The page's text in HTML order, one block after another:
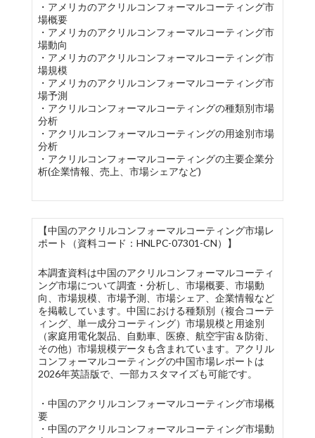
・アメリカのアクリルコンフォーマルコーティング市
場概要
・アメリカのアクリルコンフォーマルコーティング市
場動向
・アメリカのアクリルコンフォーマルコーティング市
場規模
・アメリカのアクリルコンフォーマルコーティング市
場予測
・アクリルコンフォーマルコーティングの種類別市場
分析
・アクリルコンフォーマルコーティングの用途別市場
分析
・アクリルコンフォーマルコーティングの主要企業分
析(企業情報、売上、市場シェアなど)
【中国のアクリルコンフォーマルコーティング市場レ
ポート（資料コード：HNLPC-07301-CN）】
本調査資料は中国のアクリルコンフォーマルコーティ
ング市場について調査・分析し、市場概要、市場動
向、市場規模、市場予測、市場シェア、企業情報など
を掲載しています。中国における種類別（複合コーテ
ィング、単一成分コーティング）市場規模と用途別
（家庭用電化製品、自動車、医療、航空宇宙＆防衛、
その他）市場規模データも含まれています。アクリル
コンフォーマルコーティングの中国市場レポートは
2026年英語版で、一部カスタマイズも可能です。
・中国のアクリルコンフォーマルコーティング市場概
要
・中国のアクリルコンフォーマルコーティング市場動